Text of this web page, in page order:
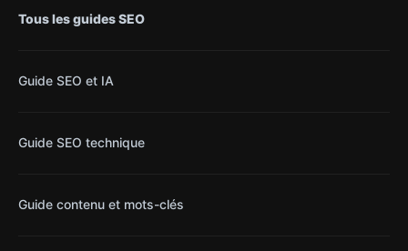
Tous les guides SEO
Guide SEO et IA
Guide SEO technique
Guide contenu et mots-clés